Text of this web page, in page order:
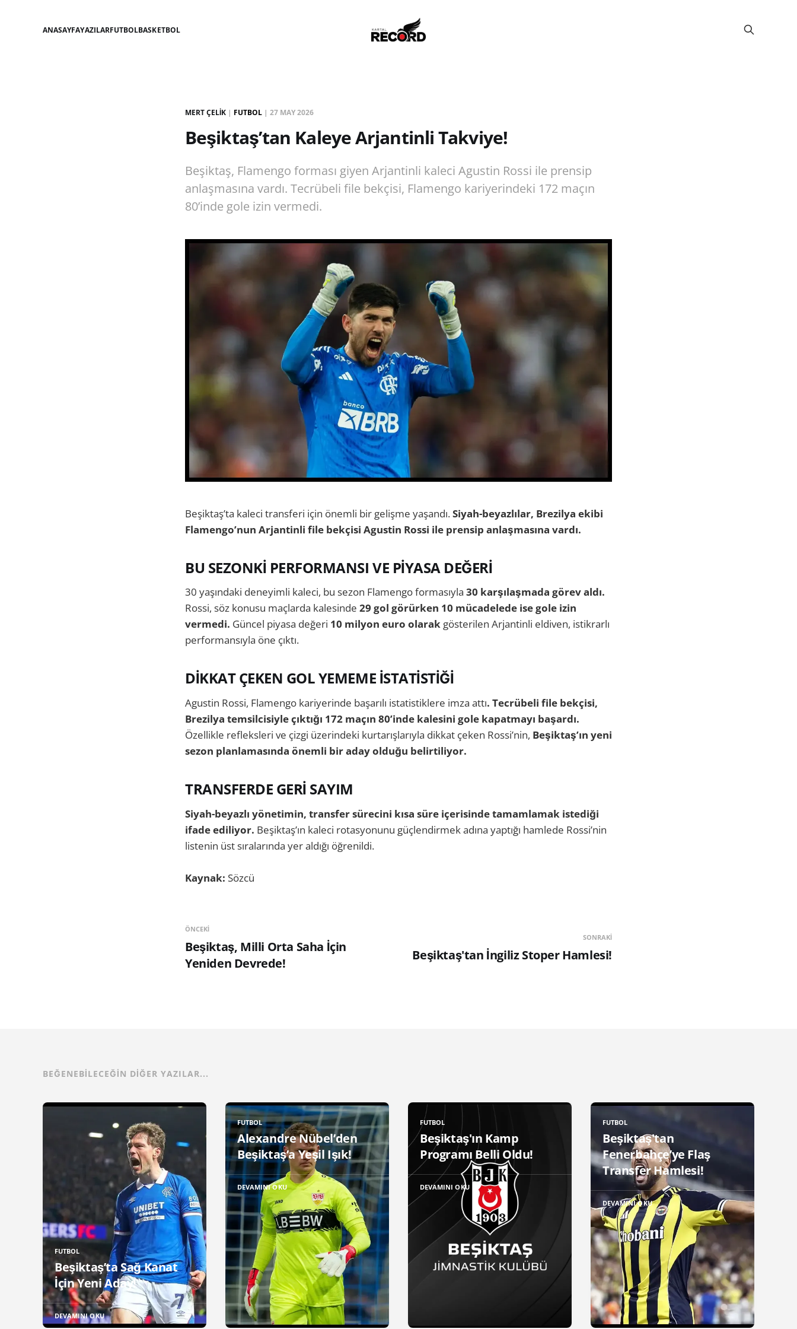
ANASAYFAYAZILARFUTBOLBASKETBOL
MERT ÇELIK | FUTBOL | 27 MAY 2026
Beşiktaş’tan Kaleye Arjantinli Takviye!
Beşiktaş, Flamengo forması giyen Arjantinli kaleci Agustin Rossi ile prensip
anlaşmasına vardı. Tecrübeli file bekçisi, Flamengo kariyerindeki 172 maçın
80’inde gole izin vermedi.
Beşiktaş’ta kaleci transferi için önemli bir gelişme yaşandı.Siyah-beyazlılar, Brezilya ekibi
Flamengo’nun Arjantinli file bekçisi Agustin Rossi ile prensip anlaşmasına vardı.
BU SEZONKİ PERFORMANSI VE PİYASA DEĞERİ
30 yaşındaki deneyimli kaleci, bu sezon Flamengo formasıyla 30 karşılaşmada görev aldı.
Rossi, söz konusu maçlarda kalesinde 29 gol görürken 10 mücadelede ise gole izin
vermedi. Güncel piyasa değeri 10 milyon euro olarak gösterilen Arjantinli eldiven, istikrarlı
performansıyla öne çıktı.
DİKKAT ÇEKEN GOL YEMEME İSTATİSTİĞİ
Agustin Rossi, Flamengo kariyerinde başarılı istatistiklere imza attı. Tecrübeli file bekçisi,
Brezilya temsilcisiyle çıktığı 172 maçın 80’inde kalesini gole kapatmayı başardı.
Özellikle refleksleri ve çizgi üzerindeki kurtarışlarıyla dikkat çeken Rossi’nin, Beşiktaş’ın yeni
sezon planlamasında önemli bir aday olduğu belirtiliyor.
TRANSFERDE GERİ SAYIM
Siyah-beyazlı yönetimin, transfer sürecini kısa süre içerisinde tamamlamak istediği
ifade ediliyor. Beşiktaş’ın kaleci rotasyonunu güçlendirmek adına yaptığı hamlede Rossi’nin
listenin üst sıralarında yer aldığı öğrenildi.
Kaynak: Sözcü
ÖNCEKI
Beşiktaş, Milli Orta Saha İçin
Yeniden Devrede!
SONRAKI
Beşiktaş'tan İngiliz Stoper Hamlesi!
BEĞENEBILECEĞIN DIĞER YAZILAR...
FUTBOL
Beşiktaş’ta Sağ Kanat
İçin Yeni Aday!
DEVAMINI OKU
FUTBOL
Alexandre Nübel’den
Beşiktaş’a Yeşil Işık!
DEVAMINI OKU
FUTBOL
Beşiktaş'ın Kamp
Programı Belli Oldu!
DEVAMINI OKU
FUTBOL
Beşiktaş'tan
Fenerbahçe’ye Flaş
Transfer Hamlesi!
DEVAMINI OKU